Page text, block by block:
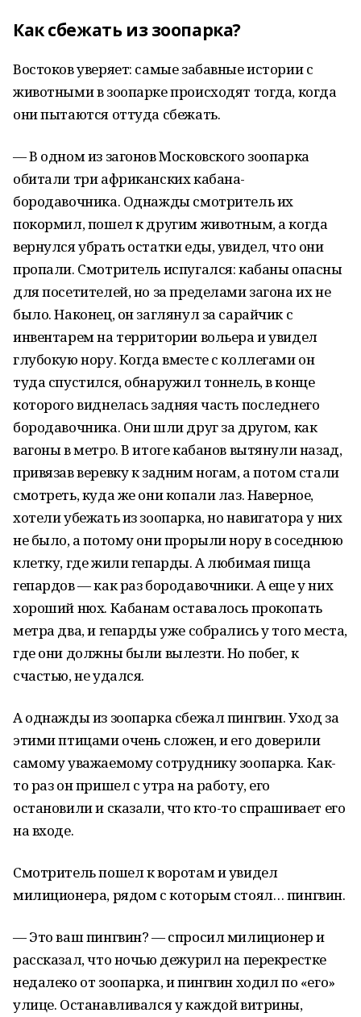
Как сбежать из зоопарка?
Востоков уверяет: самые забавные истории с
животными в зоопарке происходят тогда, когда
они пытаются оттуда сбежать.
— В одном из загонов Московского зоопарка
обитали три африканских кабана-
бородавочника. Однажды смотритель их
покормил, пошел к другим животным, а когда
вернулся убрать остатки еды, увидел, что они
пропали. Смотритель испугался: кабаны опасны
для посетителей, но за пределами загона их не
было. Наконец, он заглянул за сарайчик с
инвентарем на территории вольера и увидел
глубокую нору. Когда вместе с коллегами он
туда спустился, обнаружил тоннель, в конце
которого виднелась задняя часть последнего
бородавочника. Они шли друг за другом, как
вагоны в метро. В итоге кабанов вытянули назад,
привязав веревку к задним ногам, а потом стали
смотреть, куда же они копали лаз. Наверное,
хотели убежать из зоопарка, но навигатора у них
не было, а потому они прорыли нору в соседнюю
клетку, где жили гепарды. А любимая пища
гепардов — как раз бородавочники. А еще у них
хороший нюх. Кабанам оставалось прокопать
метра два, и гепарды уже собрались у того места,
где они должны были вылезти. Но побег, к
счастью, не удался.
А однажды из зоопарка сбежал пингвин. Уход за
этими птицами очень сложен, и его доверили
самому уважаемому сотруднику зоопарка. Как-
то раз он пришел с утра на работу, его
остановили и сказали, что кто-то спрашивает его
на входе.
Смотритель пошел к воротам и увидел
милиционера, рядом с которым стоял… пингвин.
— Это ваш пингвин? — спросил милиционер и
рассказал, что ночью дежурил на перекрестке
недалеко от зоопарка, и пингвин ходил по «его»
улице. Останавливался у каждой витрины,